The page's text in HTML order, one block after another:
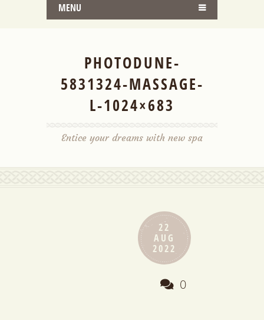
MENU
PHOTODUNE-
5831324-MASSAGE-
L-1024×683
Entice your dreams with new spa
22
AUG
2022
0